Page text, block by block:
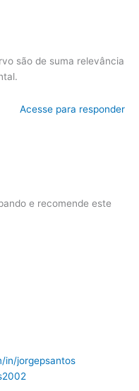
são de suma relevância
Acesse para responder
e recomende este
in/jorgepsantos